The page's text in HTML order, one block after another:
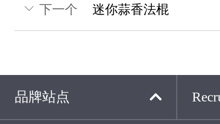
下一个 迷你蒜香法棍
品牌站点